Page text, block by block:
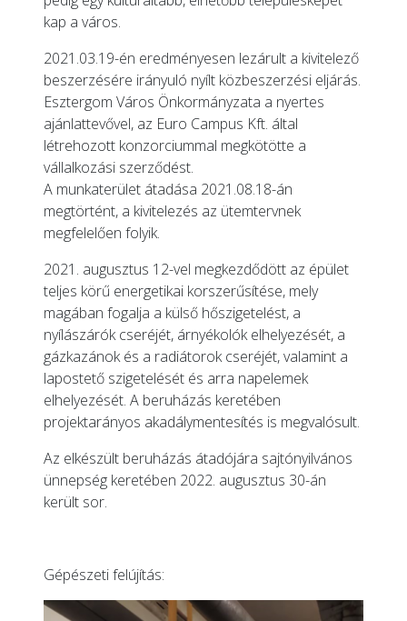
kap a város.
2021.03.19-én eredményesen lezárult a kivitelező
beszerzésére irányuló nyílt közbeszerzési eljárás.
Esztergom Város Önkormányzata a nyertes
ajánlattevővel, az Euro Campus Kft. által
létrehozott konzorciummal megkötötte a
vállalkozási szerződést.
A munkaterület átadása 2021.08.18-án
megtörtént, a kivitelezés az ütemtervnek
megfelelően folyik.
2021. augusztus 12-vel megkezdődött az épület
teljes körű energetikai korszerűsítése, mely
magában fogalja a külső hőszigetelést, a
nyílászárók cseréjét, árnyékolók elhelyezését, a
gázkazánok és a radiátorok cseréjét, valamint a
lapostető szigetelését és arra napelemek
elhelyezését. A beruházás keretében
projektarányos akadálymentesítés is megvalósult.
Az elkészült beruházás átadójára sajtónyilvános
ünnepség keretében 2022. augusztus 30-án
került sor.
Gépészeti felújítás: